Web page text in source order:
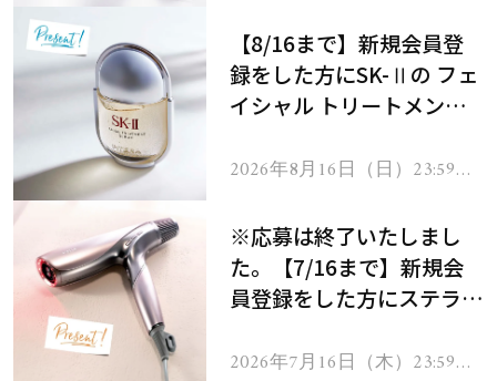
【8/16まで】新規会員登
録をした方にSK-Ⅱの フェ
イシャル トリートメント
2026年8月16日（日）23:59ま
※応募は終了いたしまし
た。【7/16まで】新規会
員登録をした方にステラボ
ヘアドライヤー ジュエル
2026年7月16日（木）23:59ま